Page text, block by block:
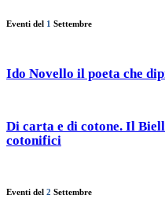
Eventi del 1 Settembre
Ido Novello il poeta che
Di carta e di cotone. Il
cotonifici
Eventi del 2 Settembre